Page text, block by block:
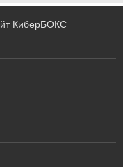
КиберБОКС